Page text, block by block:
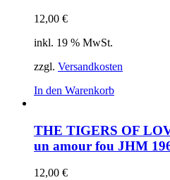
12,00 €
inkl. 19 % MwSt.
zzgl. Versandkosten
In den Warenkorb
THE TIGERS OF
un amour fou JHM
12,00 €